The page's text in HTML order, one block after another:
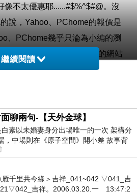
像不太優惠耶......#$%^$#@。沒
說，Yahoo、PChome的報價是
、PChome幾乎只淪為小編的瀏
的東西，小編喜歡到專門的網站
電類的東西，建議到燦坤的Kuai3
格以外，售後服務也是很重要
實體門市，讓你不用擔心後續的
再便宜，日後求助無門，也是十
繼續閱讀
聊兩句-【天外金球】
素以未婚妻身分出場唯一的一次 架構分
，中場則在《原子空間》開小差 故事背
藏境外流亡 地下組織
雁千里共今緣＞吉祥_041~042 ▽041_吉
吉祥。2006.03.20.一 13:47:2